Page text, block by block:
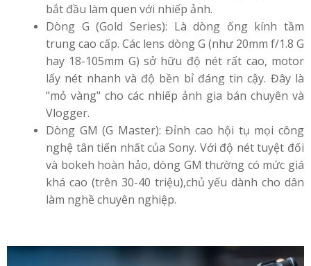
bắt đầu làm quen với nhiếp ảnh.
Dòng G (Gold Series): Là dòng ống kính tầm
trung cao cấp. Các lens dòng G (như 20mm f/1.8 G
hay 18-105mm G) sở hữu độ nét rất cao, motor
lấy nét nhanh và độ bền bỉ đáng tin cậy. Đây là
"mỏ vàng" cho các nhiếp ảnh gia bán chuyên và
Vlogger.
Dòng GM (G Master): Đỉnh cao hội tụ mọi công
nghệ tân tiến nhất của Sony. Với độ nét tuyệt đối
và bokeh hoàn hảo, dòng GM thường có mức giá
khá cao (trên 30-40 triệu),chủ yếu dành cho dân
làm nghề chuyên nghiệp.